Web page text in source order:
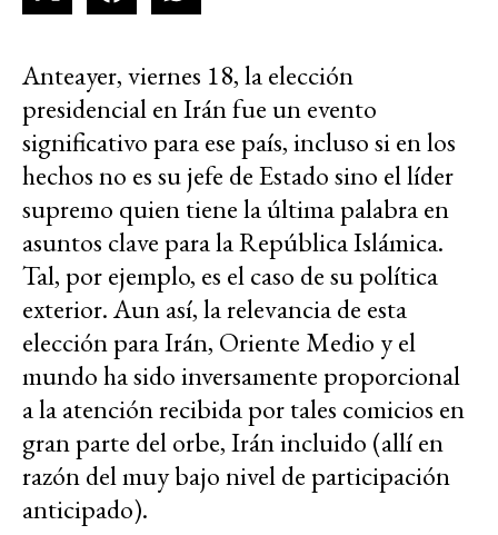
Anteayer, viernes 18, la elección
presidencial en Irán fue un evento
significativo para ese país, incluso si en los
hechos no es su jefe de Estado sino el líder
supremo quien tiene la última palabra en
asuntos clave para la República Islámica.
Tal, por ejemplo, es el caso de su política
exterior. Aun así, la relevancia de esta
elección para Irán, Oriente Medio y el
mundo ha sido inversamente proporcional
a la atención recibida por tales comicios en
gran parte del orbe, Irán incluido (allí en
razón del muy bajo nivel de participación
anticipado).